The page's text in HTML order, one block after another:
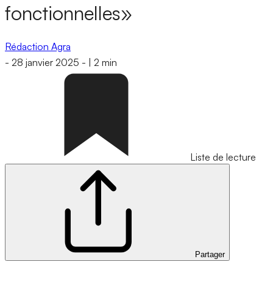
fonctionnelles»
Rédaction Agra
- 28 janvier 2025 - 2 min
Liste de lecture
Partager